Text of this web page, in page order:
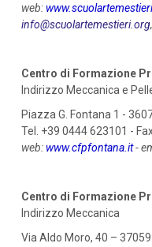
web:
info@scuolartemestieri.org,
Centro di Formazione
Indirizzo Meccanica e
Piazza G. Fontana 1 -
Tel. +39 0444 623101 -
web: www.cfpfontana.it-
Centro di Formazione
Indirizzo Meccanica
Via Aldo Moro, 40 –